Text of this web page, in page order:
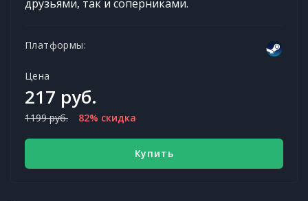
друзьями, так и соперниками.
Платформы:
Цена
217 руб.
1199 руб. 82% скидка
Купить